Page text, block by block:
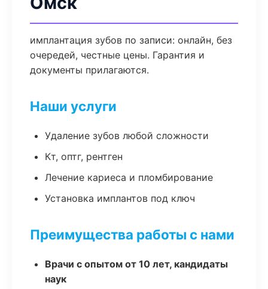
имплантация зубов по записи: онлайн, без
очередей, честные цены. Гарантия и
документы прилагаются.
Наши услуги
Удаление зубов любой сложности
Кт, оптг, рентген
Лечение кариеса и пломбирование
Установка имплантов под ключ
Преимущества работы с нами
Врачи с опытом от 10 лет, кандидаты
наук